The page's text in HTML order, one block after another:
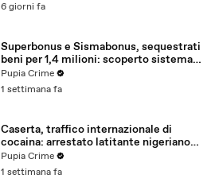
6 giorni fa
Superbonus e Sismabonus, sequestrati
beni per 1,4 milioni: scoperto sistema
con false abitazioni (29.07.26)
Pupia Crime
1 settimana fa
Caserta, traffico internazionale di
cocaina: arrestato latitante nigeriano
ricercato dal 2019 (28.07.26)
Pupia Crime
1 settimana fa